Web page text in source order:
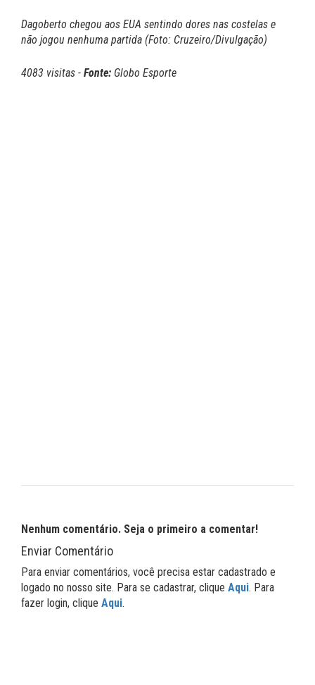
Dagoberto chegou aos EUA sentindo dores nas costelas e
não jogou nenhuma partida (Foto: Cruzeiro/Divulgação)
4083 visitas - Fonte: Globo Esporte
Nenhum comentário. Seja o primeiro a comentar!
Enviar Comentário
Para enviar comentários, você precisa estar cadastrado e
logado no nosso site. Para se cadastrar, clique Aqui. Para
fazer login, clique Aqui.